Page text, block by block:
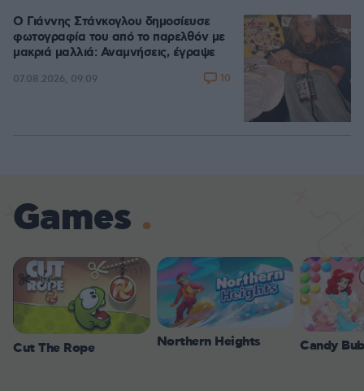
Ο Γιάννης Στάνκογλου δημοσίευσε
φωτογραφία του από το παρελθόν με
μακριά μαλλιά: Αναμνήσεις, έγραψε
07.08.2026, 09:09 10
Games
Cut The Rope Northern Heights Candy